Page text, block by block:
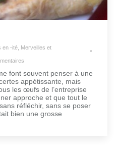
en -ité
Merveilles et
font souvent penser à une
appétissante, mais
les œufs de l’entreprise
approche et que tout le
réfléchir, sans se poser
bien une grosse